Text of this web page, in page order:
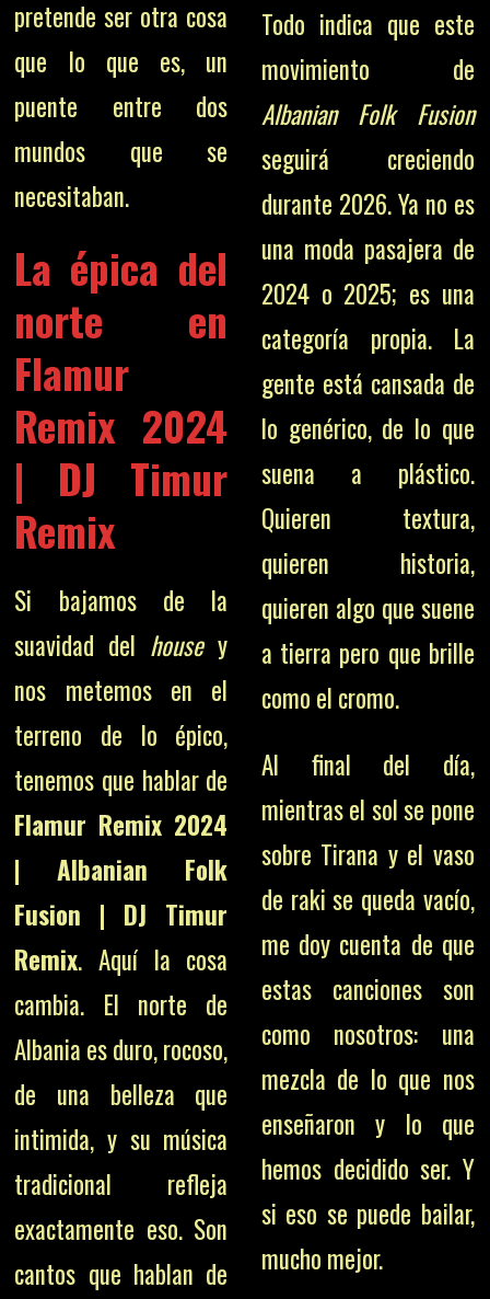
pretende ser otra cosa
que lo que es, un
puente entre dos
mundos que se
necesitaban.
La épica del
norte en
Flamur
Remix 2024
| DJ Timur
Remix
Si bajamos de la
suavidad del housey
nos metemos en el
terreno de lo épico,
tenemos que hablar de
Flamur Remix 2024
| Albanian Folk
Fusion | DJ Timur
Remix. Aquí la cosa
cambia. El norte de
Albania es duro, rocoso,
de una belleza que
intimida, y su música
tradicional refleja
exactamente eso. Son
cantos que hablan de
Todo indica que este
movimiento de
Albanian Folk Fusion
seguirá creciendo
durante 2026. Ya no es
una moda pasajera de
2024 o 2025; es una
categoría propia. La
gente está cansada de
lo genérico, de lo que
suena a plástico.
Quieren textura,
quieren historia,
quieren algo que suene
a tierra pero que brille
como el cromo.
Al final del día,
mientras el sol se pone
sobre Tirana y el vaso
de raki se queda vacío,
me doy cuenta de que
estas canciones son
como nosotros: una
mezcla de lo que nos
enseñaron y lo que
hemos decidido ser. Y
si eso se puede bailar,
mucho mejor.